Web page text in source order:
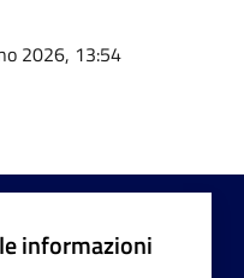
2026, 13:54
informazioni